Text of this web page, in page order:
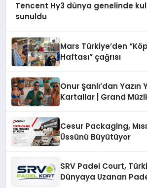
Tencent Hy3 dünya genelinde
sunuldu
Mars Türkiye’den
Haftası” çağrısı
Onur Şanlı’dan Yazın
Kartallar | Grand
Cesur Packaging,
Üssünü Büyütüyor
SRV Padel Court,
Dünyaya Uzanan